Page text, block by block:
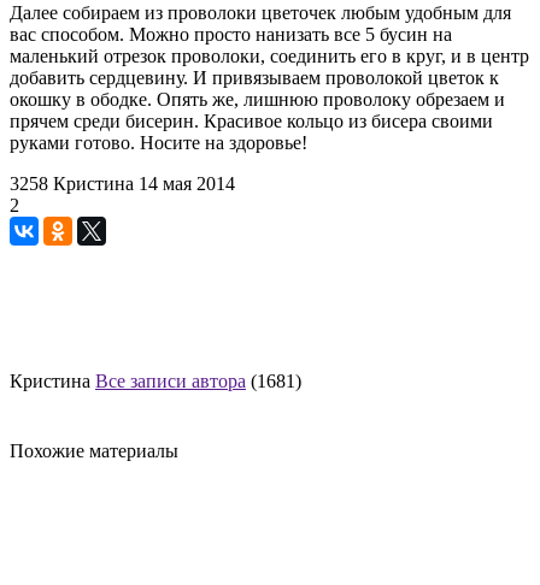
Далее собираем из проволоки цветочек любым удобным для
вас способом. Можно просто нанизать все 5 бусин на
маленький отрезок проволоки, соединить его в круг, и в центр
добавить сердцевину. И привязываем проволокой цветок к
окошку в ободке. Опять же, лишнюю проволоку обрезаем и
прячем среди бисерин. Красивое кольцо из бисера своими
руками готово. Носите на здоровье!
3258 Кристина 14 мая 2014
2
Кристина Все записи автора (1681)
Похожие материалы